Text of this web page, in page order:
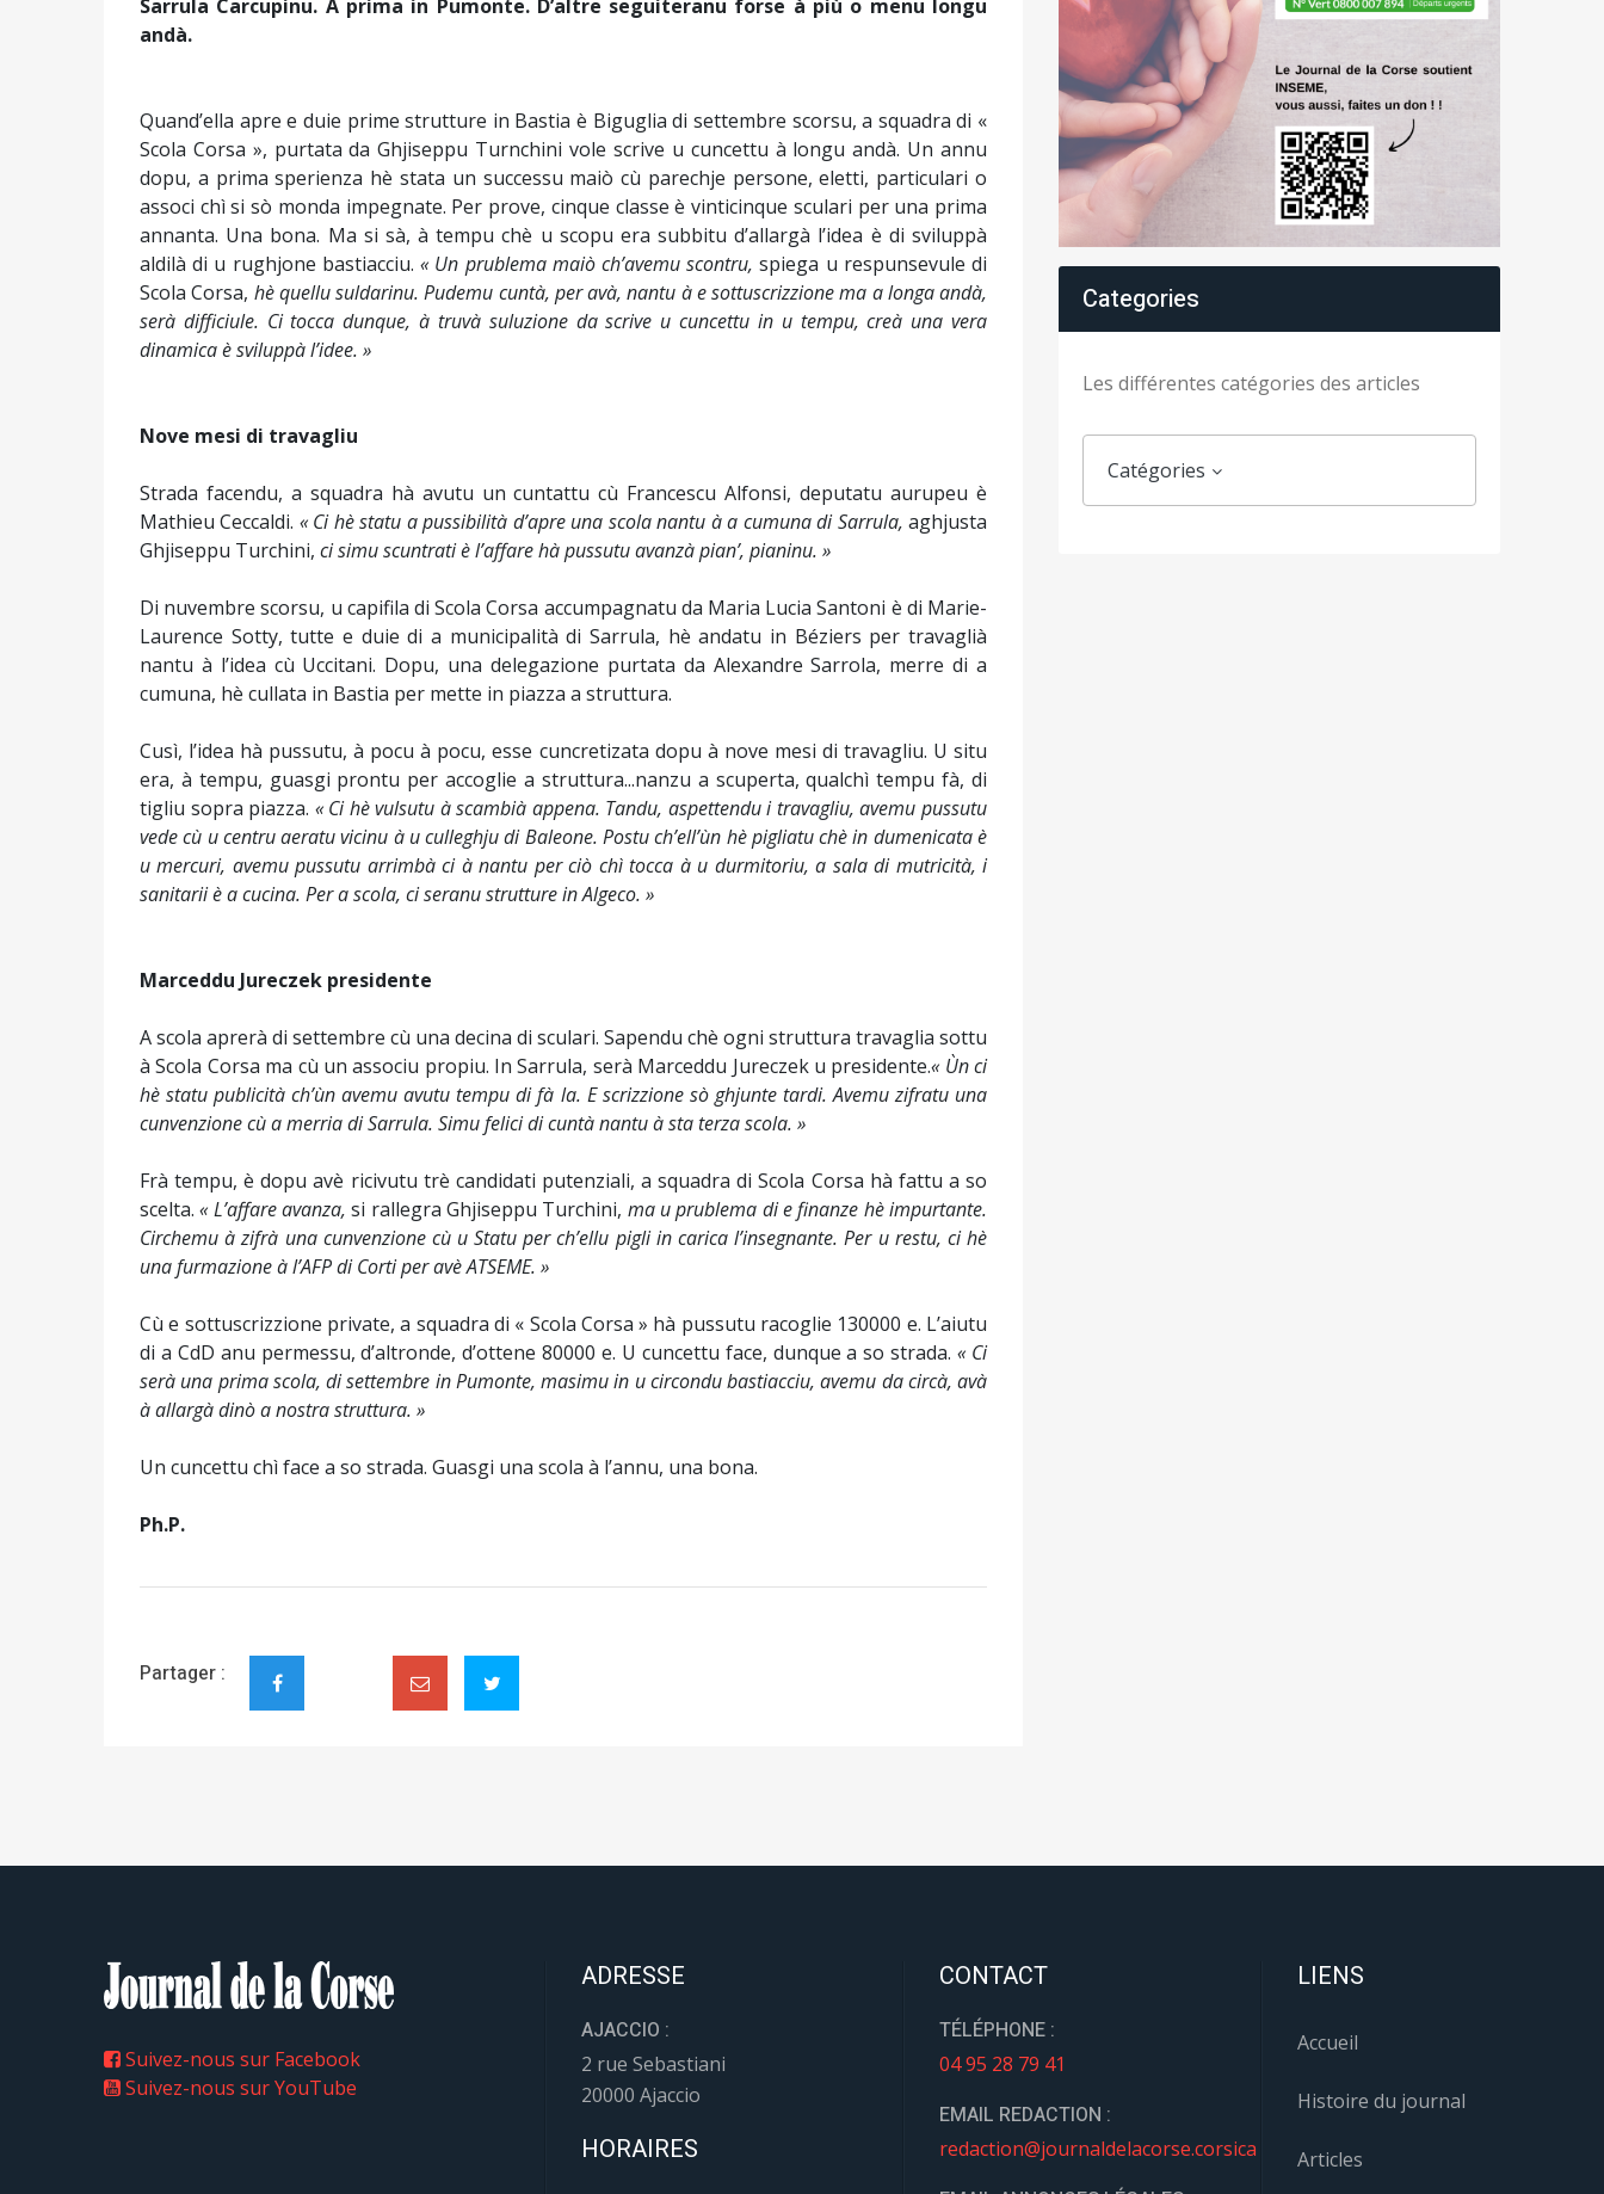
Sarrula Carcupinu. A prima in Pumonte. D’altre seguiteranu forse à più o menu longu
andà.
Quand’ella apre e duie prime strutture in Bastia è Biguglia di settembre scorsu, a squadra di «
Scola Corsa », purtata da Ghjiseppu Turnchini vole scrive u cuncettu à longu andà. Un annu
dopu, a prima sperienza hè stata un successu maiò cù parechje persone, eletti, particulari o
associ chì si sò monda impegnate. Per prove, cinque classe è vinticinque sculari per una prima
annanta. Una bona. Ma si sà, à tempu chè u scopu era subbitu d’allargà l’idea è di sviluppà
aldilà di u rughjone bastiacciu.« Un prublema maiò ch’avemu scontru,spiega u respunsevule di
Scola Corsa, hè quellu suldarinu. Pudemu cuntà, per avà, nantu à e sottuscrizzione ma a longa andà,
serà difficiule. Ci tocca dunque, à truvà suluzione da scrive u cuncettu in u tempu, creà una vera
dinamica è sviluppà l’idee. »
Nove mesi di travagliu
Strada facendu, a squadra hà avutu un cuntattu cù Francescu Alfonsi, deputatu aurupeu è
Mathieu Ceccaldi. « Ci hè statu a pussibilità d’apre una scola nantu à a cumuna di Sarrula,aghjusta
Ghjiseppu Turchini, ci simu scuntrati è l’affare hà pussutu avanzà pian’, pianinu. »
Di nuvembre scorsu, u capifila di Scola Corsa accumpagnatu da Maria Lucia Santoni è di Marie-
Laurence Sotty, tutte e duie di a municipalità di Sarrula, hè andatu in Béziers per travaglià
nantu à l’idea cù Uccitani. Dopu, una delegazione purtata da Alexandre Sarrola, merre di a
cumuna, hè cullata in Bastia per mette in piazza a struttura.
Cusì, l’idea hà pussutu, à pocu à pocu, esse cuncretizata dopu à nove mesi di travagliu. U situ
era, à tempu, guasgi prontu per accoglie a struttura...nanzu a scuperta, qualchì tempu fà, di
tigliu sopra piazza. « Ci hè vulsutu à scambià appena. Tandu, aspettendu i travagliu, avemu pussutu
vede cù u centru aeratu vicinu à u culleghju di Baleone. Postu ch’ell’ùn hè pigliatu chè in dumenicata è
u mercuri, avemu pussutu arrimbà ci à nantu per ciò chì tocca à u durmitoriu, a sala di mutricità, i
sanitarii è a cucina. Per a scola, ci seranu strutture in Algeco. »
Marceddu Jureczek presidente
A scola aprerà di settembre cù una decina di sculari. Sapendu chè ogni struttura travaglia sottu
à Scola Corsa ma cù un associu propiu. In Sarrula, serà Marceddu Jureczek u presidente.« Ùn ci
hè statu publicità ch’ùn avemu avutu tempu di fà la. E scrizzione sò ghjunte tardi. Avemu zifratu una
cunvenzione cù a merria di Sarrula. Simu felici di cuntà nantu à sta terza scola. »
Frà tempu, è dopu avè ricivutu trè candidati putenziali, a squadra di Scola Corsa hà fattu a so
scelta.« L’affare avanza,si rallegra Ghjiseppu Turchini, ma u prublema di e finanze hè impurtante.
Circhemu à zifrà una cunvenzione cù u Statu per ch’ellu pigli in carica l’insegnante. Per u restu, ci hè
una furmazione à l’AFP di Corti per avè ATSEME. »
Cù e sottuscrizzione private, a squadra di « Scola Corsa » hà pussutu racoglie 130000 e. L’aiutu
di a CdD anu permessu, d’altronde, d’ottene 80000 e. U cuncettu face, dunque a so strada.« Ci
serà una prima scola, di settembre in Pumonte, masimu in u circondu bastiacciu, avemu da circà, avà
à allargà dinò a nostra struttura. »
Un cuncettu chì face a so strada. Guasgi una scola à l’annu, una bona.
Ph.P.
Partager :
Categories
Les différentes catégories des articles
Catégories
Suivez-nous sur Facebook
Suivez-nous sur YouTube
ADRESSE
AJACCIO :
2 rue Sebastiani
20000 Ajaccio
HORAIRES
CONTACT
TÉLÉPHONE :
04 95 28 79 41
EMAIL REDACTION :
redaction@journaldelacorse.corsica
LIENS
Accueil
Histoire du journal
Articles